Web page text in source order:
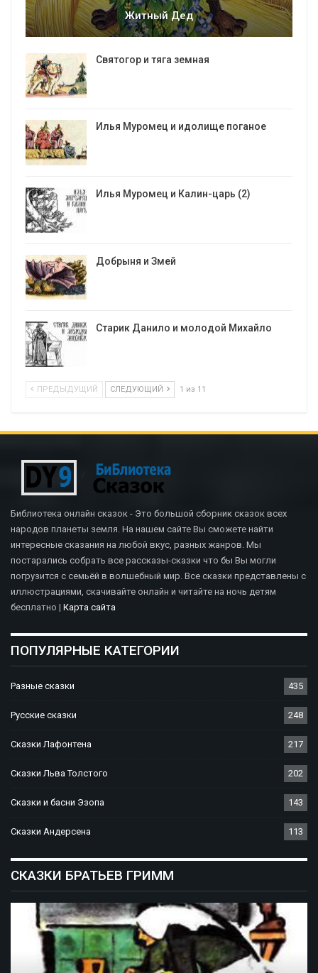
Житный Дед
Святогор и тяга земная
Илья Муромец и идолище поганое
Илья Муромец и Калин-царь (2)
Добрыня и Змей
Старик Данило и молодой Михайло
ПРЕДЫДУЩИЙ СЛЕДУЮЩИЙ 1 из 11
Библиотека онлайн сказок - Это большой сборник сказок всех
народов планеты земля. На нашем сайте Вы сможете найти
интересные сказания на любой вкус, разных жанров. Мы
постарались собрать все рассказы-сказки что бы Вы могли
погрузится с семьёй в волшебный мир. Все сказки представлены с
иллюстрациями, скачивайте онлайн и читайте на ночь детям
бесплатно | Карта сайта
ПОПУЛЯРНЫЕ КАТЕГОРИИ
Разные сказки 435
Русские сказки 248
Сказки Лафонтена 217
Сказки Льва Толстого 202
Сказки и басни Эзопа 143
Сказки Андерсена 113
СКАЗКИ БРАТЬЕВ ГРИММ